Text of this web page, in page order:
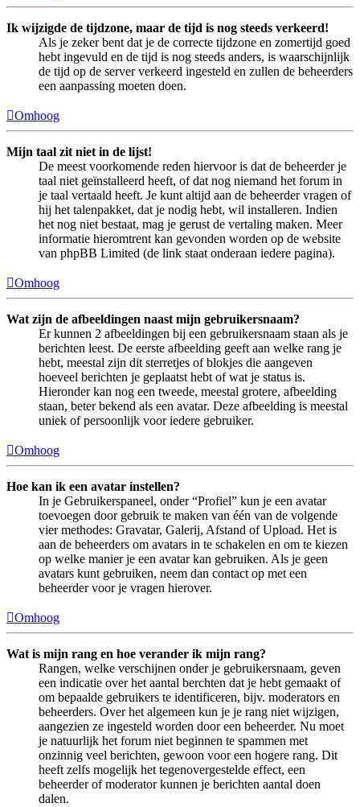
Ik wijzigde de tijdzone, maar de tijd is nog steeds verkeerd!
Als je zeker bent dat je de correcte tijdzone en zomertijd goed
hebt ingevuld en de tijd is nog steeds anders, is waarschijnlijk
de tijd op de server verkeerd ingesteld en zullen de beheerders
een aanpassing moeten doen.
Omhoog
Mijn taal zit niet in de lijst!
De meest voorkomende reden hiervoor is dat de beheerder je
taal niet geïnstalleerd heeft, of dat nog niemand het forum in
je taal vertaald heeft. Je kunt altijd aan de beheerder vragen of
hij het talenpakket, dat je nodig hebt, wil installeren. Indien
het nog niet bestaat, mag je gerust de vertaling maken. Meer
informatie hieromtrent kan gevonden worden op de website
van phpBB Limited (de link staat onderaan iedere pagina).
Omhoog
Wat zijn de afbeeldingen naast mijn gebruikersnaam?
Er kunnen 2 afbeeldingen bij een gebruikersnaam staan als je
berichten leest. De eerste afbeelding geeft aan welke rang je
hebt, meestal zijn dit sterretjes of blokjes die aangeven
hoeveel berichten je geplaatst hebt of wat je status is.
Hieronder kan nog een tweede, meestal grotere, afbeelding
staan, beter bekend als een avatar. Deze afbeelding is meestal
uniek of persoonlijk voor iedere gebruiker.
Omhoog
Hoe kan ik een avatar instellen?
In je Gebruikerspaneel, onder “Profiel” kun je een avatar
toevoegen door gebruik te maken van één van de volgende
vier methodes: Gravatar, Galerij, Afstand of Upload. Het is
aan de beheerders om avatars in te schakelen en om te kiezen
op welke manier je een avatar kan gebruiken. Als je geen
avatars kunt gebruiken, neem dan contact op met een
beheerder voor je vragen hierover.
Omhoog
Wat is mijn rang en hoe verander ik mijn rang?
Rangen, welke verschijnen onder je gebruikersnaam, geven
een indicatie over het aantal berchten dat je hebt gemaakt of
om bepaalde gebruikers te identificeren, bijv. moderators en
beheerders. Over het algemeen kun je je rang niet wijzigen,
aangezien ze ingesteld worden door een beheerder. Nu moet
je natuurlijk het forum niet beginnen te spammen met
onzinnig veel berichten, gewoon voor een hogere rang. Dit
heeft zelfs mogelijk het tegenovergestelde effect, een
beheerder of moderator kunnen je berichten aantal doen
dalen.